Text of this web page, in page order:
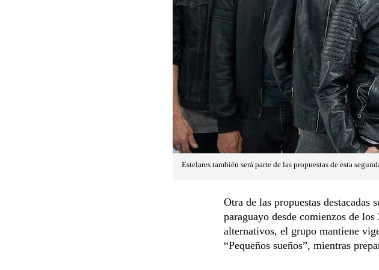
Estelares también será parte de las propuestas de esta
Otra de las propuestas destacadas
paraguayo desde comienzos de
alternativos, el grupo mantiene
“Pequeños sueños”, mientras